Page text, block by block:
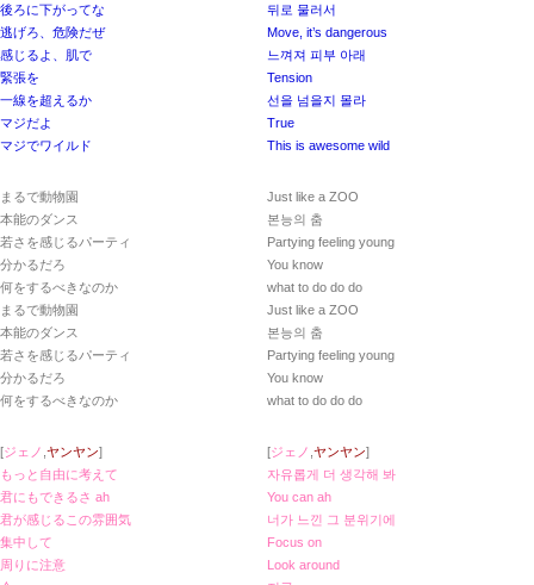
後ろに下がってな
逃げろ、危険だぜ
感じるよ、肌で
緊張を
一線を超えるか
マジだよ
マジでワイルド
まるで動物園
本能のダンス
若さを感じるパーティ
分かるだろ
何をするべきなのか
まるで動物園
本能のダンス
若さを感じるパーティ
分かるだろ
何をするべきなのか
[ジェノ ヤンヤン]
もっと自由に考えて
君にもできるさ ah
君が感じるこの雰囲気
集中して
周りに注意
뒤로 물러서
Move, it’s dangerous
느껴져 피부 아래
Tension
선을 넘을지 몰라
True
This is awesome wild
Just like a ZOO
본능의 춤
Partying feeling young
You know
what to do do do
Just like a ZOO
본능의 춤
Partying feeling young
You know
what to do do do
[ジェノ ヤンヤン]
자유롭게 더 생각해 봐
You can ah
너가 느낀 그 분위기에
Focus on
Look around